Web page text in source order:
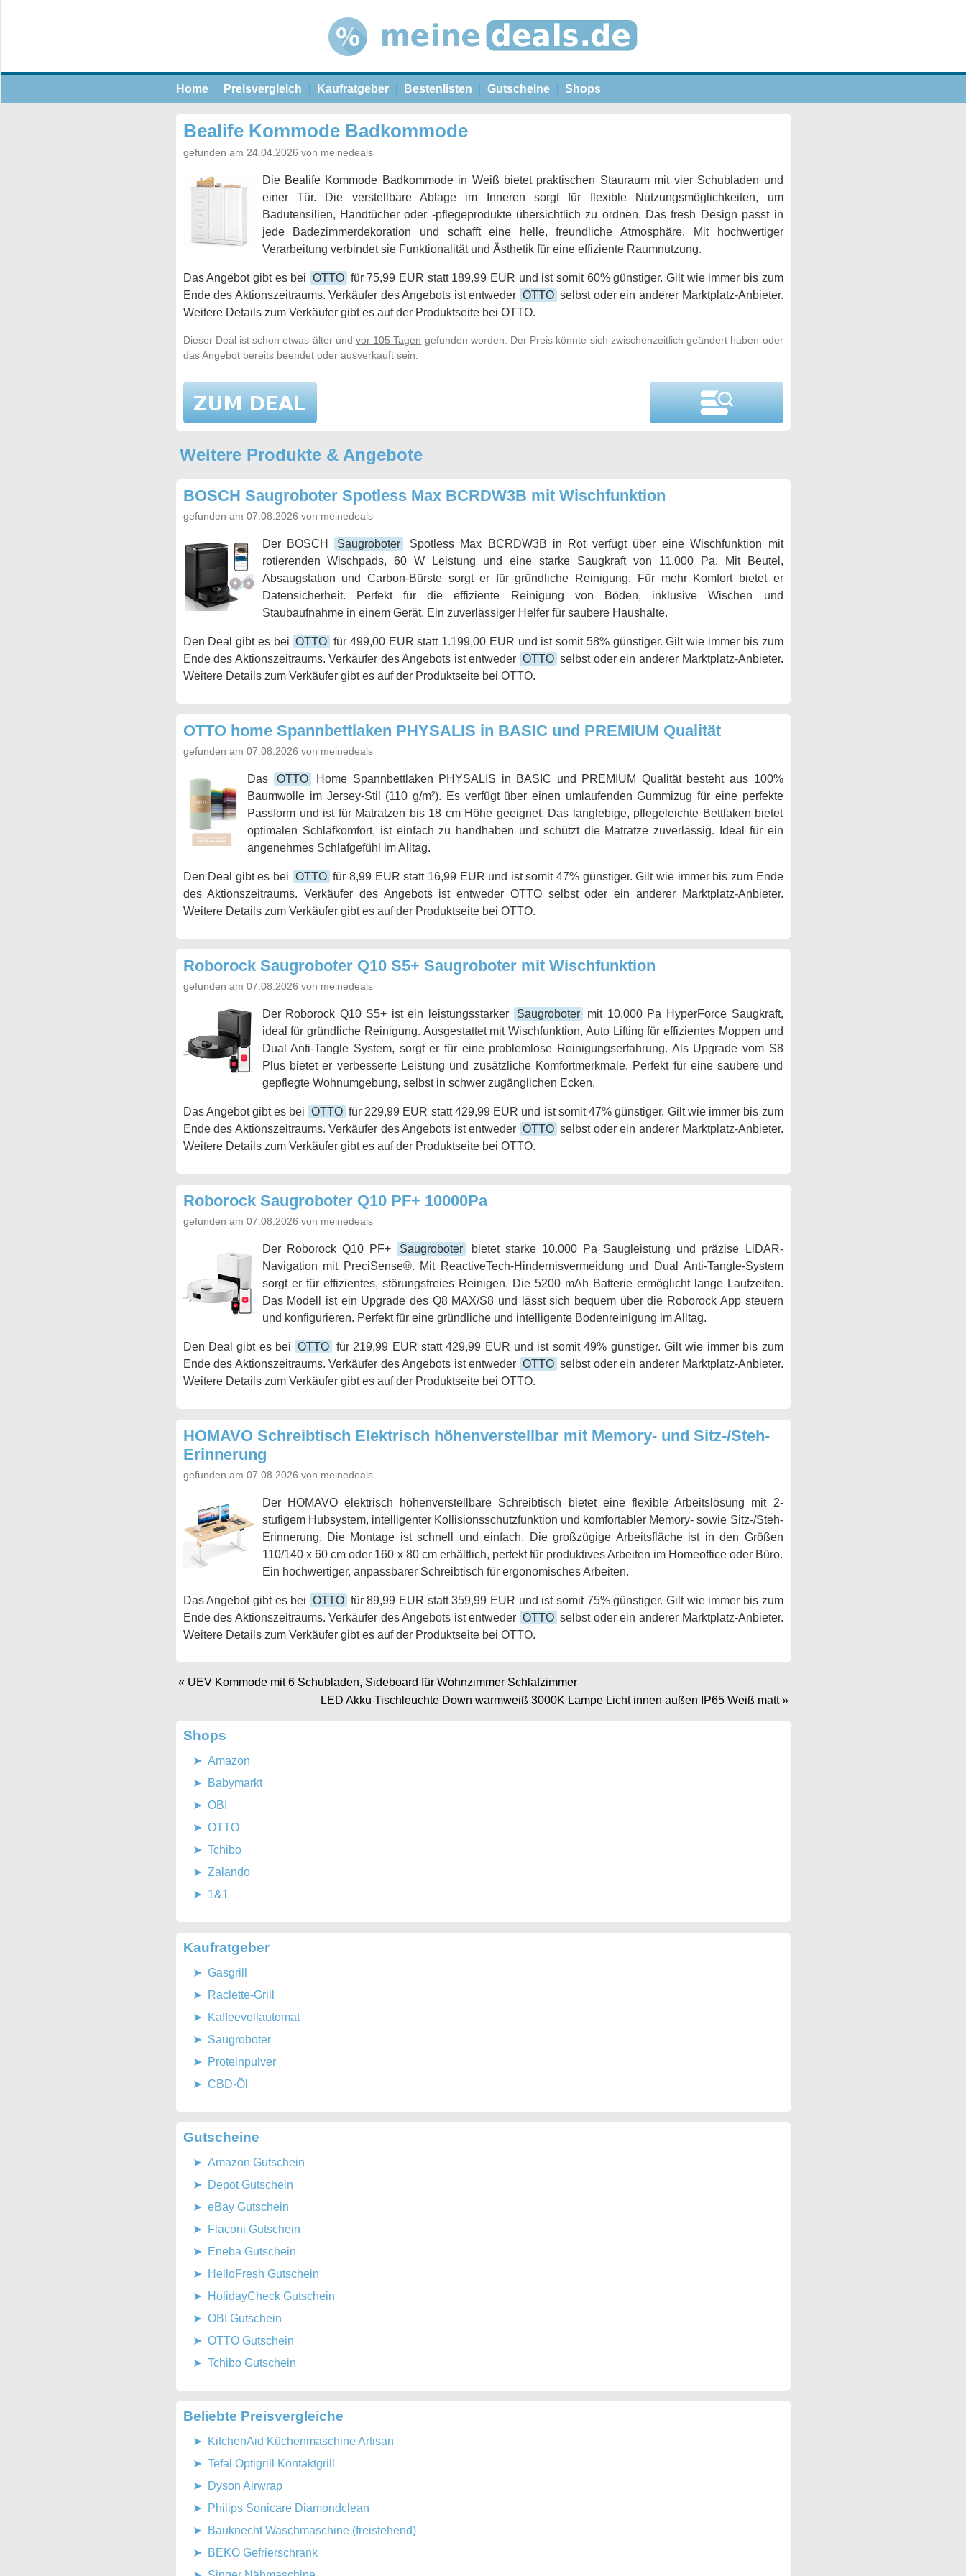
Home Preisvergleich Kaufratgeber Bestenlisten Gutscheine Shops
Bealife Kommode Badkommode
gefunden am 24.04.2026 von meinedeals
Die Bealife Kommode Badkommode in Weiß bietet praktischen Stauraum mit vier Schubladen und
einer Tür. Die verstellbare Ablage im Inneren sorgt für flexible Nutzungsmöglichkeiten, um
Badutensilien, Handtücher oder -pflegeprodukte übersichtlich zu ordnen. Das fresh Design passt in
jede Badezimmerdekoration und schafft eine helle, freundliche Atmosphäre. Mit hochwertiger
Verarbeitung verbindet sie Funktionalität und Ästhetik für eine effiziente Raumnutzung.
Das Angebot gibt es bei OTTO für 75,99 EUR statt 189,99 EUR und ist somit 60% günstiger. Gilt wie immer bis zum
Ende des Aktionszeitraums. Verkäufer des Angebots ist entweder OTTO selbst oder ein anderer Marktplatz-Anbieter.
Weitere Details zum Verkäufer gibt es auf der Produktseite bei OTTO.
Dieser Deal ist schon etwas älter und vor 105 Tagen gefunden worden. Der Preis könnte sich zwischenzeitlich geändert haben oder
das Angebot bereits beendet oder ausverkauft sein.
Weitere Produkte & Angebote
BOSCH Saugroboter Spotless Max BCRDW3B mit Wischfunktion
gefunden am 07.08.2026 von meinedeals
Der BOSCH Saugroboter
Spotless Max BCRDW3B in Rot verfügt über eine Wischfunktion mit
rotierenden Wischpads, 60 W Leistung und eine starke Saugkraft von 11.000 Pa. Mit Beutel,
Absaugstation und Carbon-Bürste sorgt er für gründliche Reinigung. Für mehr Komfort bietet er
Datensicherheit. Perfekt für die effiziente Reinigung von Böden, inklusive Wischen und
Staubaufnahme in einem Gerät. Ein zuverlässiger Helfer für saubere Haushalte.
Den Deal gibt es bei OTTO für 499,00 EUR statt 1.199,00 EUR und ist somit 58% günstiger. Gilt wie immer bis zum
Ende des Aktionszeitraums. Verkäufer des Angebots ist entweder OTTO selbst oder ein anderer Marktplatz-Anbieter.
Weitere Details zum Verkäufer gibt es auf der Produktseite bei OTTO.
OTTO home Spannbettlaken PHYSALIS in BASIC und PREMIUM Qualität
gefunden am 07.08.2026 von meinedeals
Das OTTO
Home Spannbettlaken PHYSALIS in BASIC und PREMIUM Qualität besteht aus 100%
Baumwolle im Jersey-Stil (110 g/m²). Es verfügt über einen umlaufenden Gummizug für eine perfekte
Passform und ist für Matratzen bis 18 cm Höhe geeignet. Das langlebige, pflegeleichte Bettlaken bietet
optimalen Schlafkomfort, ist einfach zu handhaben und schützt die Matratze zuverlässig. Ideal für ein
angenehmes Schlafgefühl im Alltag.
Den Deal gibt es bei OTTO für 8,99 EUR statt 16,99 EUR und ist somit 47% günstiger. Gilt wie immer bis zum Ende
des Aktionszeitraums. Verkäufer des Angebots ist entweder OTTO selbst oder ein anderer Marktplatz-Anbieter.
Weitere Details zum Verkäufer gibt es auf der Produktseite bei OTTO.
Roborock Saugroboter Q10 S5+ Saugroboter mit Wischfunktion
gefunden am 07.08.2026 von meinedeals
Der Roborock Q10 S5+ ist ein leistungsstarker Saugroboter
mit 10.000 Pa HyperForce Saugkraft,
ideal für gründliche Reinigung. Ausgestattet mit Wischfunktion, Auto Lifting für effizientes Moppen und
Dual Anti-Tangle System, sorgt er für eine problemlose Reinigungserfahrung. Als Upgrade vom S8
Plus bietet er verbesserte Leistung und zusätzliche Komfortmerkmale. Perfekt für eine saubere und
gepflegte Wohnumgebung, selbst in schwer zugänglichen Ecken.
Das Angebot gibt es bei OTTO für 229,99 EUR statt 429,99 EUR und ist somit 47% günstiger. Gilt wie immer bis zum
Ende des Aktionszeitraums. Verkäufer des Angebots ist entweder OTTO selbst oder ein anderer Marktplatz-Anbieter.
Weitere Details zum Verkäufer gibt es auf der Produktseite bei OTTO.
Roborock Saugroboter Q10 PF+ 10000Pa
gefunden am 07.08.2026 von meinedeals
Der Roborock Q10 PF+ Saugroboter
bietet starke 10.000 Pa Saugleistung und präzise LiDAR-
Navigation mit PreciSense®. Mit ReactiveTech-Hindernisvermeidung und Dual Anti-Tangle-System
sorgt er für effizientes, störungsfreies Reinigen. Die 5200 mAh Batterie ermöglicht lange Laufzeiten.
Das Modell ist ein Upgrade des Q8 MAX/S8 und lässt sich bequem über die Roborock App steuern
und konfigurieren. Perfekt für eine gründliche und intelligente Bodenreinigung im Alltag.
Den Deal gibt es bei OTTO für 219,99 EUR statt 429,99 EUR und ist somit 49% günstiger. Gilt wie immer bis zum
Ende des Aktionszeitraums. Verkäufer des Angebots ist entweder OTTO selbst oder ein anderer Marktplatz-Anbieter.
Weitere Details zum Verkäufer gibt es auf der Produktseite bei OTTO.
HOMAVO Schreibtisch Elektrisch höhenverstellbar mit Memory- und Sitz-/Steh-
Erinnerung
gefunden am 07.08.2026 von meinedeals
Der HOMAVO elektrisch höhenverstellbare Schreibtisch bietet eine flexible Arbeitslösung mit 2-
stufigem Hubsystem, intelligenter Kollisionsschutzfunktion und komfortabler Memory- sowie Sitz-/Steh-
Erinnerung. Die Montage ist schnell und einfach. Die großzügige Arbeitsfläche ist in den Größen
110/140 x 60 cm oder 160 x 80 cm erhältlich, perfekt für produktives Arbeiten im Homeoffice oder Büro.
Ein hochwertiger, anpassbarer Schreibtisch für ergonomisches Arbeiten.
Das Angebot gibt es bei OTTO für 89,99 EUR statt 359,99 EUR und ist somit 75% günstiger. Gilt wie immer bis zum
Ende des Aktionszeitraums. Verkäufer des Angebots ist entweder OTTO selbst oder ein anderer Marktplatz-Anbieter.
Weitere Details zum Verkäufer gibt es auf der Produktseite bei OTTO.
« UEV Kommode mit 6 Schubladen, Sideboard für Wohnzimmer Schlafzimmer
LED Akku Tischleuchte Down warmweiß 3000K Lampe Licht innen außen IP65 Weiß matt»
Shops
Amazon
Babymarkt
OBI
OTTO
Tchibo
Zalando
1&1
Kaufratgeber
Gasgrill
Raclette-Grill
Kaffeevollautomat
Saugroboter
Proteinpulver
CBD-Öl
Gutscheine
Amazon Gutschein
Depot Gutschein
eBay Gutschein
Flaconi Gutschein
Eneba Gutschein
HelloFresh Gutschein
HolidayCheck Gutschein
OBI Gutschein
OTTO Gutschein
Tchibo Gutschein
Beliebte Preisvergleiche
KitchenAid Küchenmaschine Artisan
Tefal Optigrill Kontaktgrill
Dyson Airwrap
Philips Sonicare Diamondclean
Bauknecht Waschmaschine (freistehend)
BEKO Gefrierschrank